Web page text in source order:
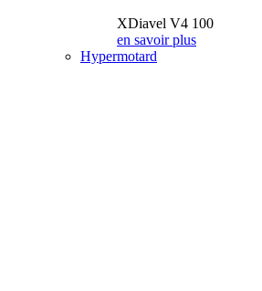
XDiavel V4 100
en savoir plus
Hypermotard